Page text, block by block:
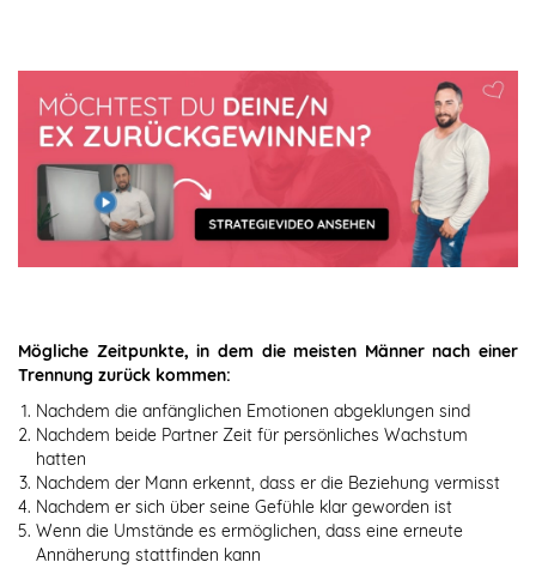
Mögliche Zeitpunkte, in dem die meisten Männer nach einer
Trennung zurück kommen:
Nachdem die anfänglichen Emotionen abgeklungen sind
Nachdem beide Partner Zeit für persönliches Wachstum
hatten
Nachdem der Mann erkennt, dass er die Beziehung vermisst
Nachdem er sich über seine Gefühle klar geworden ist
Wenn die Umstände es ermöglichen, dass eine erneute
Annäherung stattfinden kann